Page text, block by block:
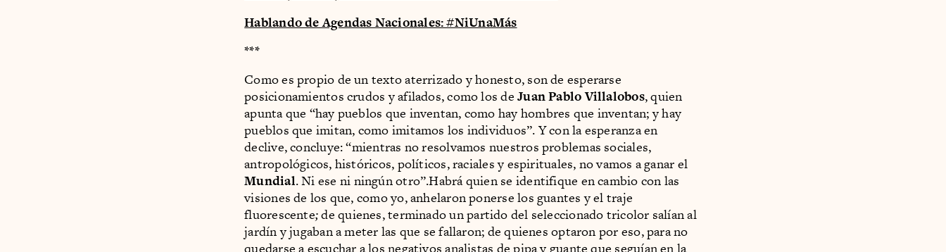
Hablando de Agendas Nacionales: #NiUnaMás
***
Como es propio de un texto aterrizado y honesto, son de esperarse
posicionamientos crudos y afilados, como los deJuan Pablo Villalobos, quien
apunta que “hay pueblos que inventan, como hay hombres que inventan; y hay
pueblos que imitan, como imitamos los individuos”. Y con la esperanza en
declive, concluye: “mientras no resolvamos nuestros problemas sociales,
antropológicos, históricos, políticos, raciales y espirituales, no vamos a ganar el
Mundial. Ni ese ni ningún otro”.Habrá quien se identifique en cambio con las
visiones de los que, como yo, anhelaron ponerse los guantes y el traje
fluorescente;de quienes, terminado un partido del seleccionado tricolor salían al
jardín y jugaban a meter las que se fallaron; de quienes optaron por eso, para no
quedarse a escuchar a los negativos analistas de pipa y guante que seguían en la